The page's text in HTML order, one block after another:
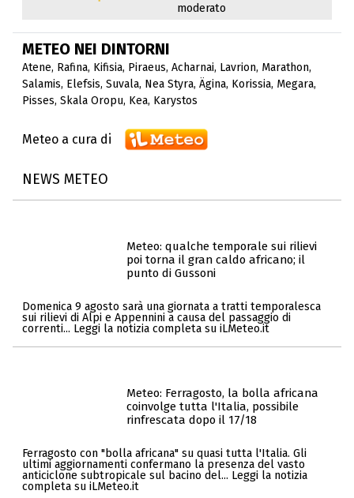
moderato
METEO NEI DINTORNI
Atene, Rafina, Kifisia, Piraeus, Acharnai, Lavrion, Marathon,
Salamis, Elefsis, Suvala, Nea Styra, Ägina, Korissia, Megara,
Pisses, Skala Oropu, Kea, Karystos
Meteo a cura di
NEWS METEO
Meteo: qualche temporale sui rilievi
poi torna il gran caldo africano; il
punto di Gussoni
Domenica 9 agosto sarà una giornata a tratti temporalesca
sui rilievi di Alpi e Appennini a causa del passaggio di
correnti... Leggi la notizia completa su iLMeteo.it
Meteo: Ferragosto, la bolla africana
coinvolge tutta l'Italia, possibile
rinfrescata dopo il 17/18
Ferragosto con "bolla africana" su quasi tutta l'Italia. Gli
ultimi aggiornamenti confermano la presenza del vasto
anticiclone subtropicale sul bacino del... Leggi la notizia
completa su iLMeteo.it